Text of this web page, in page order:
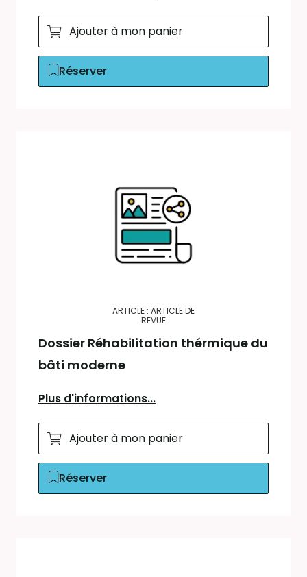
Ajouter à mon panier
Réserver
ARTICLE : ARTICLE DE
REVUE
Dossier Réhabilitation thérmique du
bâti moderne
Plus d'informations...
Ajouter à mon panier
Réserver